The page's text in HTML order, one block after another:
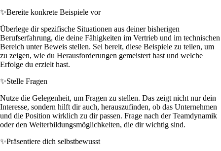
✨Bereite konkrete Beispiele vor
Überlege dir spezifische Situationen aus deiner bisherigen
Berufserfahrung, die deine Fähigkeiten im Vertrieb und im technischen
Bereich unter Beweis stellen. Sei bereit, diese Beispiele zu teilen, um
zu zeigen, wie du Herausforderungen gemeistert hast und welche
Erfolge du erzielt hast.
✨Stelle Fragen
Nutze die Gelegenheit, um Fragen zu stellen. Das zeigt nicht nur dein
Interesse, sondern hilft dir auch, herauszufinden, ob das Unternehmen
und die Position wirklich zu dir passen. Frage nach der Teamdynamik
oder den Weiterbildungsmöglichkeiten, die dir wichtig sind.
✨Präsentiere dich selbstbewusst